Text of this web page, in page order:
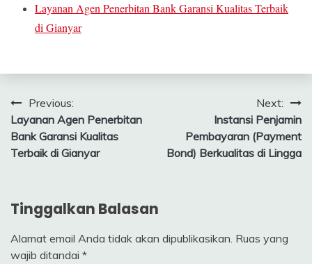
Layanan Agen Penerbitan Bank Garansi Kualitas Terbaik
di Gianyar
Navigasi
pos
Previous:
Layanan Agen Penerbitan
Bank Garansi Kualitas
Terbaik di Gianyar
Next:
Instansi Penjamin
Pembayaran (Payment
Bond) Berkualitas di Lingga
Tinggalkan Balasan
Alamat email Anda tidak akan dipublikasikan. Ruas yang
wajib ditandai *